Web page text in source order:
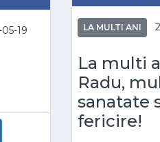
19 LA MULTI ANI
La multi
Radu,
sanatate
fericire!